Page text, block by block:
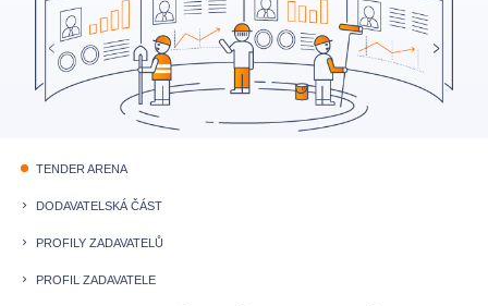
fiber_manual_record TENDER ARENA
keyboard_arrow_right DODAVATELSKÁ ČÁST
keyboard_arrow_right PROFILY ZADAVATELŮ
keyboard_arrow_right PROFIL ZADAVATELE